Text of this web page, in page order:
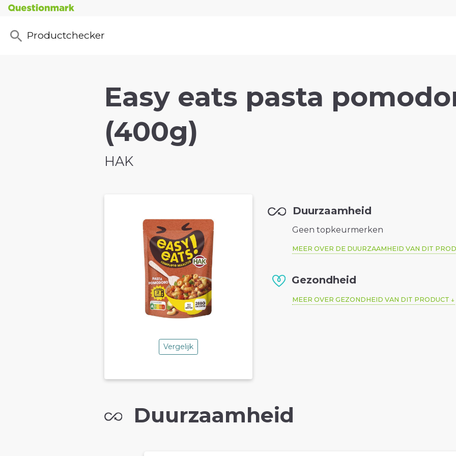
Productchecker
Easy eats pasta
(400g)
HAK
Vergelijk
Duurzaamheid
Geen topkeurmerken
MEER OVER DE DUURZAAMHEID VAN DIT
Gezondheid
MEER OVER GEZONDHEID VAN DIT PRODUCT
Duurzaamheid